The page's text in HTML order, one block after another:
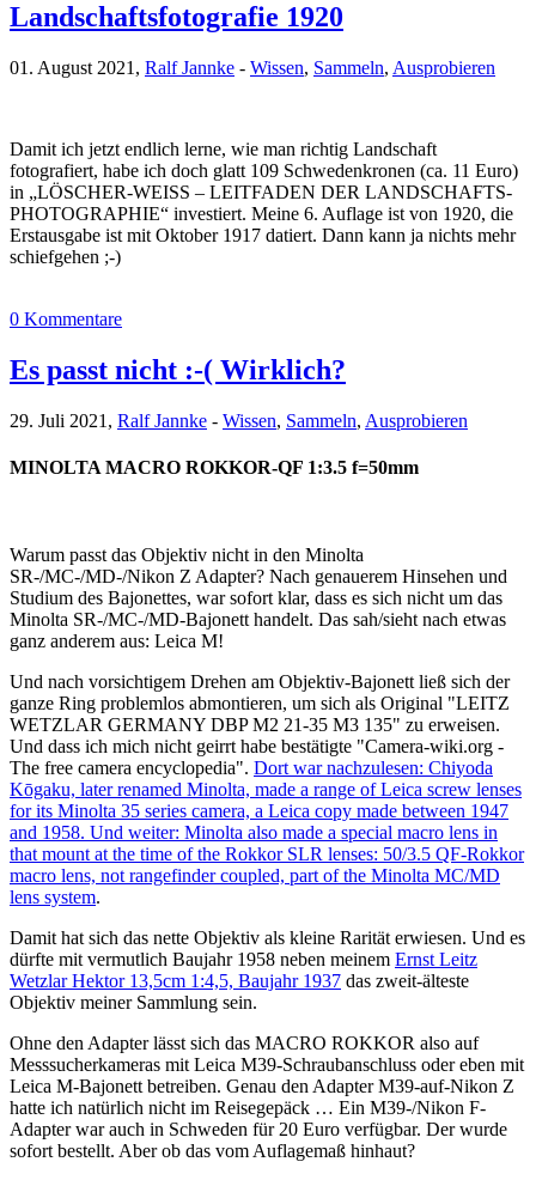
Landschaftsfotografie 1920
01. August 2021, Ralf Jannke - Wissen, Sammeln, Ausprobieren
Damit ich jetzt endlich lerne, wie man richtig Landschaft
fotografiert, habe ich doch glatt 109 Schwedenkronen (ca. 11 Euro)
in „LÖSCHER-WEISS – LEITFADEN DER LANDSCHAFTS-
PHOTOGRAPHIE“ investiert. Meine 6. Auflage ist von 1920, die
Erstausgabe ist mit Oktober 1917 datiert. Dann kann ja nichts mehr
schiefgehen ;-)
0 Kommentare
Es passt nicht :-( Wirklich?
29. Juli 2021, Ralf Jannke - Wissen, Sammeln, Ausprobieren
MINOLTA MACRO ROKKOR-QF 1:3.5 f=50mm
Warum passt das Objektiv nicht in den Minolta
SR-/MC-/MD-/Nikon Z Adapter? Nach genauerem Hinsehen und
Studium des Bajonettes, war sofort klar, dass es sich nicht um das
Minolta SR-/MC-/MD-Bajonett handelt. Das sah/sieht nach etwas
ganz anderem aus: Leica M!
Und nach vorsichtigem Drehen am Objektiv-Bajonett ließ sich der
ganze Ring problemlos abmontieren, um sich als Original "LEITZ
WETZLAR GERMANY DBP M2 21-35 M3 135" zu erweisen.
Und dass ich mich nicht geirrt habe bestätigte "Camera-wiki.org -
The free camera encyclopedia". Dort war nachzulesen: Chiyoda
Kōgaku, later renamed Minolta, made a range of Leica screw lenses
for its Minolta 35 series camera, a Leica copy made between 1947
and 1958. Und weiter: Minolta also made a special macro lens in
that mount at the time of the Rokkor SLR lenses: 50/3.5 QF-Rokkor
macro lens, not rangefinder coupled, part of the Minolta MC/MD
lens system.
Damit hat sich das nette Objektiv als kleine Rarität erwiesen. Und es
dürfte mit vermutlich Baujahr 1958 neben meinem Ernst Leitz
Wetzlar Hektor 13,5cm 1:4,5, Baujahr 1937 das zweit-älteste
Objektiv meiner Sammlung sein.
Ohne den Adapter lässt sich das MACRO ROKKOR also auf
Messsucherkameras mit Leica M39-Schraubanschluss oder eben mit
Leica M-Bajonett betreiben. Genau den Adapter M39-auf-Nikon Z
hatte ich natürlich nicht im Reisegepäck … Ein M39-/Nikon F-
Adapter war auch in Schweden für 20 Euro verfügbar. Der wurde
sofort bestellt. Aber ob das vom Auflagemaß hinhaut?